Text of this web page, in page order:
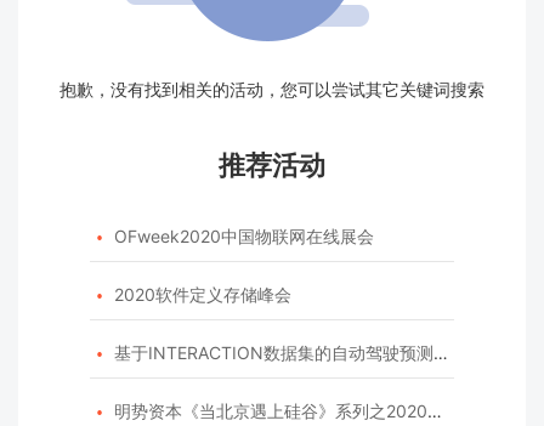
抱歉，没有找到相关的活动，您可以尝试其它关键词搜索
推荐活动
 OFweek2020中国物联网在线展会
 2020软件定义存储峰会
 基于INTERACTION数据集的自动驾驶预测模型挑战赛
 明势资本《当北京遇上硅谷》系列之2020年度开源峰会